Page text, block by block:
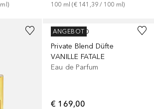
ml ) 100 ml (€ 141,39 / 100 ml)
TOM FORD
Private Blend Düfte
VANILLE FATALE
Eau de Parfum
€ 169,00
ANGEBOT